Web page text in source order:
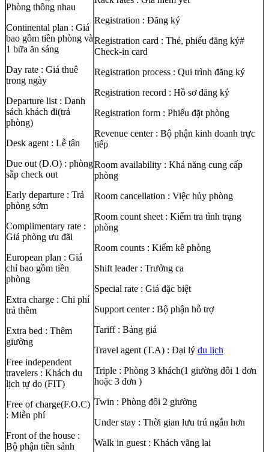
Phòng thông nhau
Continental plan : Giá
bao gồm tiền phòng và
1 bữa ăn sáng
Day rate : Giá thuê
trong ngày
Departure list : Danh
sách khách đi(trả
phòng)
Desk agent : Lễ tân
Due out (D.O) : phòng
sắp check out
Early departure : Trả
phòng sớm
Complimentary rate :
Giá phòng ưu đãi
European plan : Giá
chỉ bao gồm tiền
phòng
Extra charge : Chi phí
trả thêm
Extra bed : Thêm
giường
Free independent
travelers : Khách du
lịch tự do (FIT)
Free of charge(F.O.C)
: Miễn phí
Front of the house :
Bộ phận tiền sảnh
Registration : Đăng ký
Registration card : Thẻ, phiếu đăng ký#
Check-in card
Registration process : Qui trình đăng ký
Registration record : Hồ sơ đăng ký
Registration form : Phiếu đặt phòng
Revenue center : Bộ phận kinh doanh trực
tiếp
Room availability : Khả năng cung cấp
phòng
Room cancellation : Việc hủy phòng
Room count sheet : Kiểm tra tình trạng
phòng
Room counts : Kiểm kê phòng
Shift leader : Trưởng ca
Special rate : Giá đặc biệt
Support center : Bộ phận hỗ trợ
Tariff : Bảng giá
Travel agent (T.A) : Đại lý du lịch
Triple : Phòng 3 khách(1 giường đôi 1 đơn
hoặc 3 đơn )
Twin : Phòng đôi 2 giường
Under stay : Thời gian lưu trú ngắn hơn
Walk in guest : Khách vãng lai